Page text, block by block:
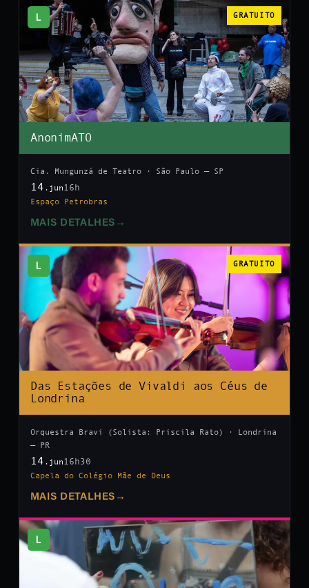
L GRATUITO
AnonimATO
Cia. Mungunzá de Teatro · São Paulo — SP
14 .jun 16h
Espaço Petrobras
MAIS DETALHES →
L GRATUITO
Das Estações de Vivaldi aos Céus de
Londrina
Orquestra Bravi (Solista: Priscila Rato) · Londrina
— PR
14 .jun 16h30
Capela do Colégio Mãe de Deus
MAIS DETALHES →
L